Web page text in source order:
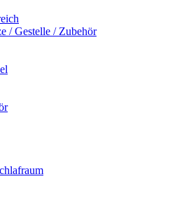
/ Gestelle / Zubehör